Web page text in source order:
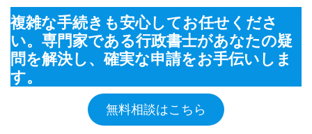
複雑な手続きも安心してお任せくださ
い。専門家である行政書士があなたの疑
問を解決し、確実な申請をお手伝いしま
す。
無料相談はこちら